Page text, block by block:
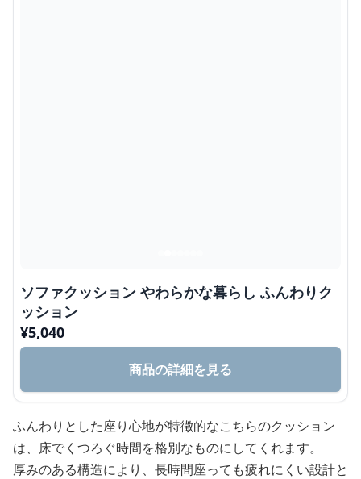
ソファクッション やわらかな暮らし ふんわりク
ッション
¥5,040
商品の詳細を見る
ふんわりとした座り心地が特徴的なこちらのクッション
は、床でくつろぐ時間を格別なものにしてくれます。
厚みのある構造により、長時間座っても疲れにくい設計と